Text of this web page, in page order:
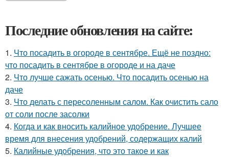
Последние обновления на сайте:
1. Что посадить в огороде в сентябре. Ещё не поздно:
что посадить в сентябре в огороде и на даче
2. Что лучше сажать осенью. Что посадить осенью на
даче
3. Что делать с пересоленным салом. Как очистить сало
от соли после засолки
4. Когда и как вносить калийное удобрение. Лучшее
время для внесения удобрений, содержащих калий
5. Калийные удобрения, что это такое и как